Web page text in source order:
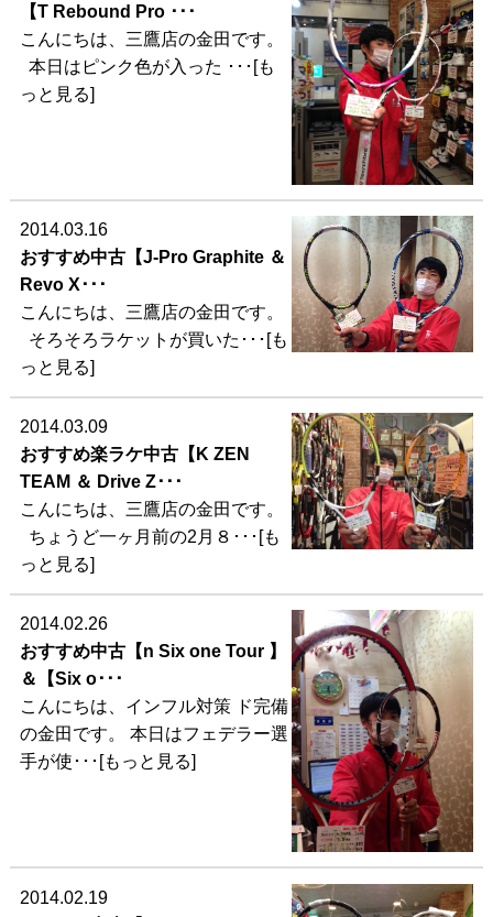
【T Rebound Pro ･･･
こんにちは、三鷹店の金田です。
本日はピンク色が入った ･･･[も
っと見る]
2014.03.16
おすすめ中古【J-Pro Graphite ＆
Revo X･･･
こんにちは、三鷹店の金田です。
そろそろラケットが買いた･･･[も
っと見る]
2014.03.09
おすすめ楽ラケ中古【K ZEN
TEAM ＆ Drive Z･･･
こんにちは、三鷹店の金田です。
ちょうど一ヶ月前の2月８･･･[も
っと見る]
2014.02.26
おすすめ中古【n Six one Tour 】
＆【Six o･･･
こんにちは、インフル対策 ド完備
の金田です。 本日はフェデラー選
手が使･･･[もっと見る]
2014.02.19